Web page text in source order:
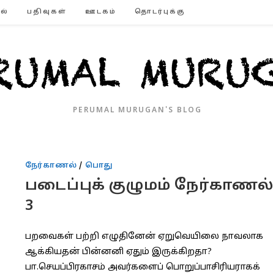
பதிவுகள் ஊடகம் தொடர்புக்கு
PERUMAL MURUGAN'S BLOG
நேர்காணல் / பொது
படைப்புக் குழுமம் நேர்காணல்
3
பறவைகள் பற்றி எழுதினேன் ஏறுவெயிலை நாவலாக
ஆக்கியதன் பின்னனி ஏதும் இருக்கிறதா?
பா.செயப்பிரகாசம் அவர்களைப் பொறுப்பாசிரியராகக்